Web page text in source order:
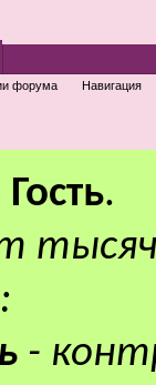
форума Навигация
Гость.
-